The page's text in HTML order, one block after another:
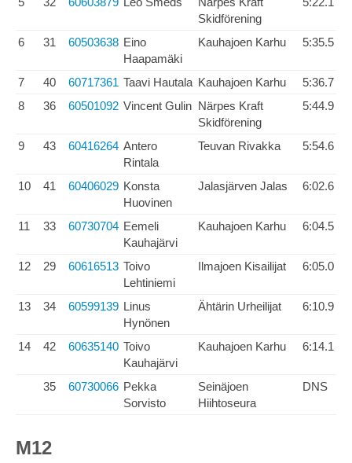
Skidförening
6 31 60503638 Eino
Haapamäki
Kauhajoen Karhu 5:35.5
7 40 60717361 Taavi Hautala Kauhajoen Karhu
5:36.7
8
36 60501092 Vincent Gulin Närpes Kraft
Skidförening
5:44.9
9 43 60416264 Antero
Rintala
Teuvan Rivakka 5:54.6
10 41 60406029 Konsta
Huovinen
Jalasjärven Jalas 6:02.6
11 33 60730704 Eemeli
Kauhajärvi
Kauhajoen Karhu 6:04.5
12 29 60616513 Toivo
Lehtiniemi
Ilmajoen Kisailijat 6:05.0
13 34 60599139 Linus
Hynönen
Ähtärin Urheilijat 6:10.9
14 42 60635140 Toivo
Kauhajärvi
Kauhajoen Karhu 6:14.1
35 60730066 Pekka
Sorvisto
Seinäjoen
Hiihtoseura
DNS
M12